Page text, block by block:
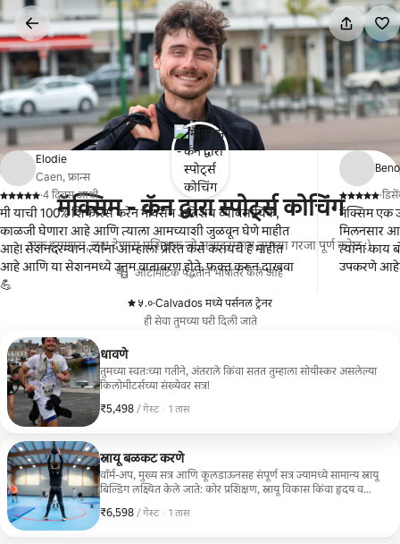
कंटेंटवर
जा
मॅक्सिम - कॅन द्वारा स्पोर्ट्स कोचिंग
एक हसणारा, लक्ष देणारा प्रशिक्षक जो सत्रादरम्यान तुमच्या गरजा पूर्ण करेल :)
ऑटोमॅटिक पद्धतीने भाषांतर केले आहे
५.०
,
·Calvados मध्ये पर्सनल ट्रेनर
ही सेवा तुमच्या घरी दिली जाते
धावणे
तुमच्या स्वतःच्या गतीने, अंतराले किंवा सतत तुम्हाला सोयीस्कर असलेल्या
किलोमीटर्सच्या संख्येवर सत्र!
₹5,498 / गेस्ट
₹5,498 प्रति गेस्ट
, · 1 तास
स्नायू बळकट करणे
वॉर्म-अप, मुख्य सत्र आणि कूलडाऊनसह संपूर्ण सत्र ज्यामध्ये सामान्य स्नायू
बिल्डिंग लक्ष्यित केले जाते: कोर प्रशिक्षण, स्नायू विकास किंवा हृदय व
₹6,598 / गेस्ट
₹6,598 प्रति गेस्ट
, · 1 तास
Elodie
Caen, फ्रान्स
,
·4 दिवस आधी
मी याची 100% शिफारस करेन मॅक्सिम अतिशय व्यावसायिक,
काळजी घेणारा आहे आणि त्याला आमच्याशी जुळवून घेणे माहीत
आहे! सेशनदरम्यान त्यांना आम्हाला प्रेरित कसे करायचे हे माहीत
आहे आणि या सेशनमध्ये उत्तम वातावरण होते. फक्त करून दाखवा
💪
,
·
मॅक्सिम एक
मिलनसार
त्यांना
उपकरणे